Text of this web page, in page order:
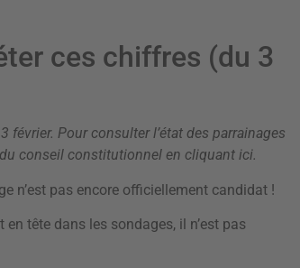
ces chiffres (du 3
février. Pour consulter l’état des parrainages
conseil constitutionnel en cliquant ici.
n’est pas encore officiellement candidat !
tête dans les sondages, il n’est pas